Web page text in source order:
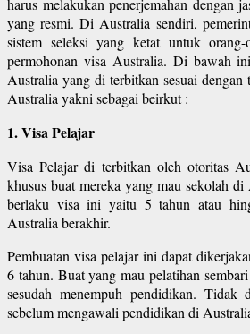
harus melakukan penerjemahan dengan
yang resmi. Di Australia sendiri,
sistem seleksi yang ketat untuk
permohonan visa Australia. Di bawah
Australia yang di terbitkan sesuai
Australia yakni sebagai beirkut :
1. Visa Pelajar
Visa Pelajar di terbitkan oleh otoritas
khusus buat mereka yang mau sekolah di
berlaku visa ini yaitu 5 tahun atau
Australia berakhir.
Pembuatan visa pelajar ini dapat
6 tahun. Buat yang mau pelatihan
sesudah menempuh pendidikan. Tidak
sebelum mengawali pendidikan di